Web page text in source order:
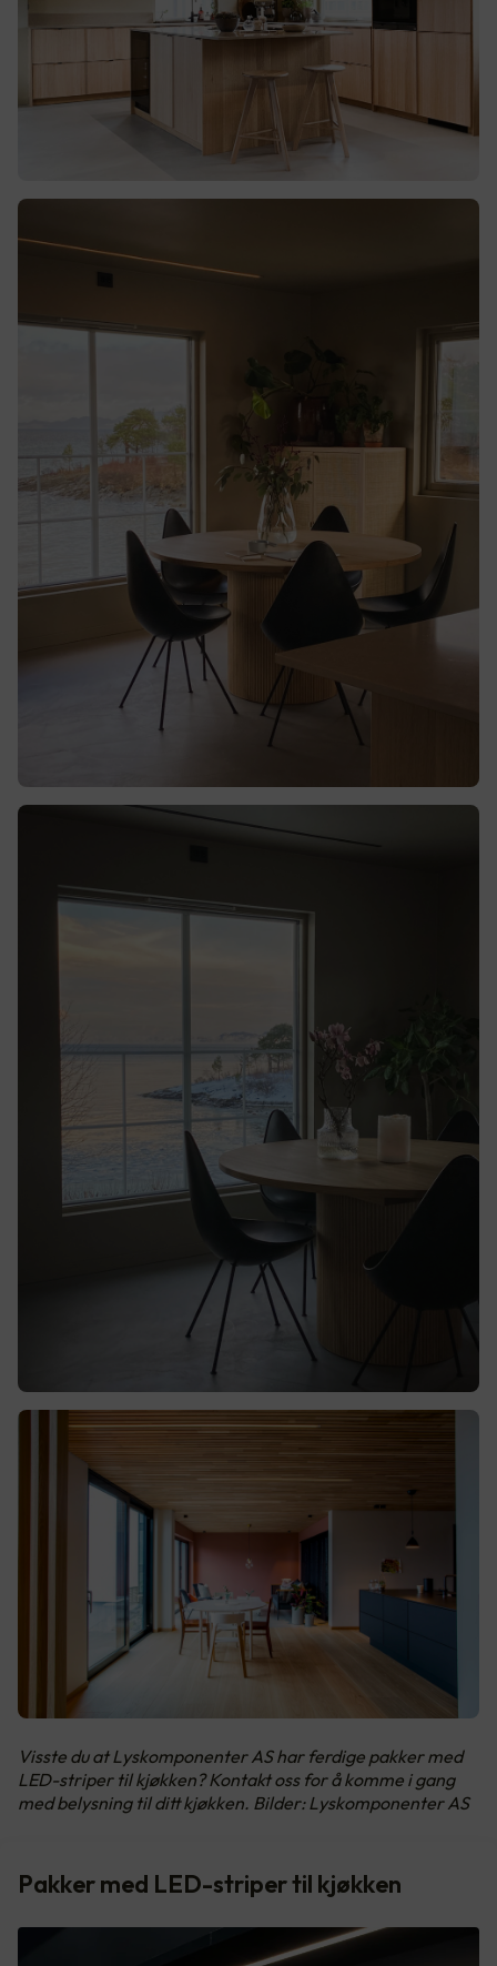
Visste du at Lyskomponenter AS har ferdige pakker med
LED-striper til kjøkken? Kontakt oss for å komme i gang
med belysning til ditt kjøkken. Bilder: Lyskomponenter AS
Pakker med LED-striper til kjøkken